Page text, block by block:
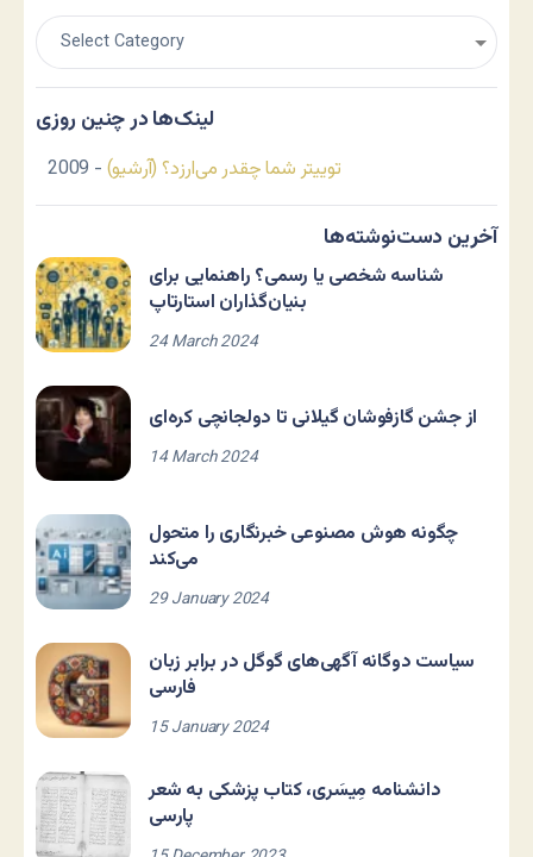
لینک‌ها در چنین روزی
توییتر شما چقدر می‌ارزد؟ (آرشیو) - 2009
آخرین دست‌نوشته‌ها
شناسه شخصی یا رسمی؟ راهنمایی برای
بنیان‌گذاران استارتاپ
24 March 2024
از جشن گازفوشان گیلانی تا دولجانچی کره‌ای
14 March 2024
چگونه هوش مصنوعی خبرنگاری را متحول
می‌کند
29 January 2024
سیاست دوگانه آگهی‌های گوگل در برابر زبان
فارسی
15 January 2024
دانشنامه مِیسَری، کتاب پزشکی به شعر
پارسی